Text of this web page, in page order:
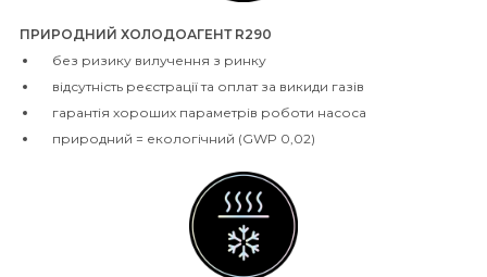
ПРИРОДНИЙ ХОЛОДОАГЕНТ R290
без ризику вилучення з ринку
відсутність реєстрації та оплат за викиди газів
гарантія хороших параметрів роботи насоса
природний = екологічний (GWP 0,02)